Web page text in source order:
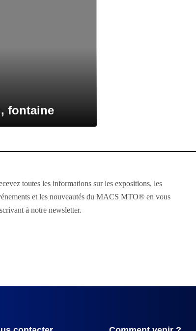
fontaine
toutes les informations sur les expositions, les
et les nouveautés du MACS MTO® en vous
à notre newsletter.